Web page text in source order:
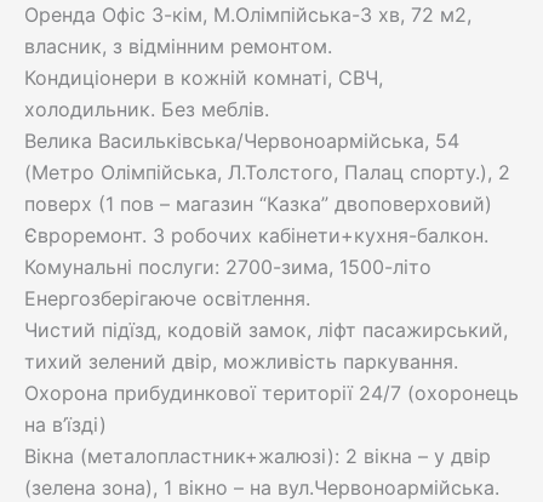
Оренда Офіс 3-кім, М.Олімпійська-3 хв, 72 м2,
власник, з відмінним ремонтом.
Кондиціонери в кожній комнаті, СВЧ,
холодильник. Без меблів.
Велика Васильківська/Червоноармійська, 54
(Метро Олімпійська, Л.Толстого, Палац спорту.), 2
поверх (1 пов – магазин “Казка” двоповерховий)
Євроремонт. 3 робочих кабінети+кухня-балкон.
Комунальні послуги: 2700-зима, 1500-літо
Енергозберігаюче освітлення.
Чистий підїзд, кодовій замок, ліфт пасажирський,
тихий зелений двір, можливість паркування.
Охорона прибудинкової території 24/7 (охоронець
на в’їзді)
Вікна (металопластник+жалюзі): 2 вікна – у двір
(зелена зона), 1 вікно – на вул.Червоноармійська.